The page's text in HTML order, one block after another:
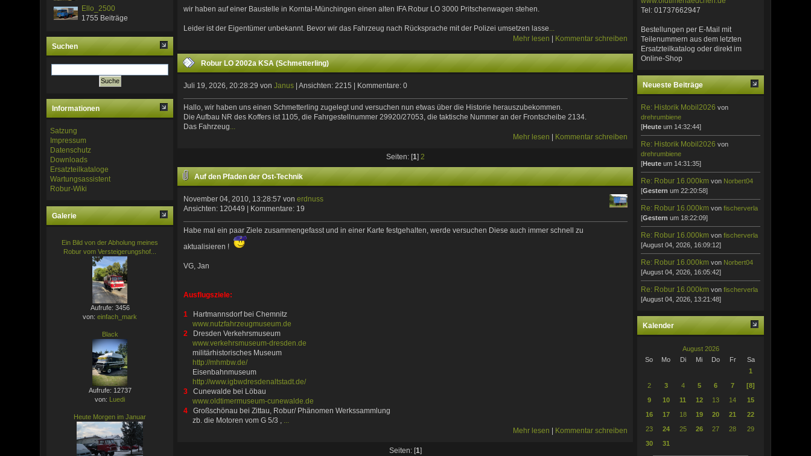
Ello_2500
1755 Beiträge
Suchen
Informationen
Satzung
Impressum
Datenschutz
Downloads
Ersatzteilkataloge
Wartungsassistent
Robur-Wiki
Galerie
Ein Bild von der Abholung meines
Robur vom Versteigerungshof...
Aufrufe: 3456
von:einfach_mark
Black
Aufrufe: 12737
von: Luedi
Heute Morgen im Januar
wir haben auf einer Baustelle in Korntal-Münchingen einen alten IFA Robur LO 3000 Pritschenwagen stehen.
Leider ist der Eigentümer unbekannt. Bevor wir das Fahrzeug nach Rücksprache mit der Polizei umsetzen lasse
Mehr lesen
Kommentar schreiben
Robur LO 2002a KSA (Schmetterling)
Juli 19, 2026, 20:28:29 von Janus| Ansichten: 2215 | Kommentare: 0
Hallo, wir haben uns einen Schmetterling zugelegt und versuchen nun etwas über die Historie herauszubekommen.
Die Aufbau NR des Koffers ist 1105, die Fahrgestellnummer 29920/27053, die taktische Nummer an der Frontscheibe 2134.
Das Fahrzeug...
Mehr lesen
Kommentar schreiben
Seiten: [1] 2
Auf den Pfaden der Ost-Technik
November 04, 2010, 13:28:57 von erdnuss
Ansichten: 120449 | Kommentare: 19
Habe mal ein paar Ziele zusammengefasst und in einer Karte festgehalten, werde versuchen Diese auch immer schnell zu
aktualisieren !
VG, Jan
Ausflugsziele:
1Hartmannsdorf bei Chemnitz
www.nutzfahrzeugmuseum.de
2Dresden Verkehrsmuseum
www.verkehrsmuseum-dresden.de
militärhistorisches Museum
http://mhmbw.de/
Eisenbahnmuseum
http://www.igbwdresdenaltstadt.de/
3Cunewalde bei Löbau
www.oldtimermuseum-cunewalde.de
4Großschönau bei Zittau, Robur/ Phänomen Werkssammlung
zb. die Motoren vom G 5/3 , ...
Mehr lesen
Kommentar schreiben
Seiten: [1]
Tel: 01737662947
Bestellungen per E-Mail mit
Teilenummern aus dem letzten
Ersatzteilkatalog oder direkt im
Online-Shop
Neueste Beiträge
Re: Historik Mobil2026 von
drehrumbiene
[Heute um 14:32:44]
Re: Historik Mobil2026 von
drehrumbiene
[Heute um 14:31:35]
Re: Robur 16.000km von Norbert04
[Gestern um 22:20:58]
Re: Robur 16.000km vonfischerverla
[Gestern um 18:22:09]
Re: Robur 16.000km vonfischerverla
[August 04, 2026, 16:09:12]
Re: Robur 16.000km von Norbert04
[August 04, 2026, 16:05:42]
Re: Robur 16.000km vonfischerverla
[August 04, 2026, 13:21:48]
Kalender
August 2026
So
Mo Di Mi Do Fr
Sa
1
2
3 4 5 6 7
[8]
9
10 11 12 13 14
15
16
17 18 19 20 21
22
23
24 25 26 27 28
29
30
31